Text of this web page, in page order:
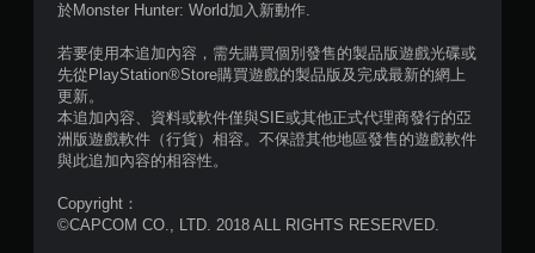
顆
）
共
於Monster Hunter: World加入新動作.
若要使用本追加內容，需先購買個別發售的製品版遊戲光碟或
先從PlayStation®Store購買遊戲的製品版及完成最新的網上
更新。
本追加內容、資料或軟件僅與SIE或其他正式代理商發行的亞
洲版遊戲軟件（行貨）相容。不保證其他地區發售的遊戲軟件
與此追加內容的相容性。
Copyright：
©CAPCOM CO., LTD. 2018 ALL RIGHTS RESERVED.